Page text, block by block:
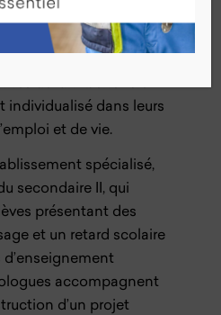
individualisé dans leurs
et de vie.
spécialisé,
secondaire II, qui
présentant des
et un retard scolaire
accompagnent
d’un projet